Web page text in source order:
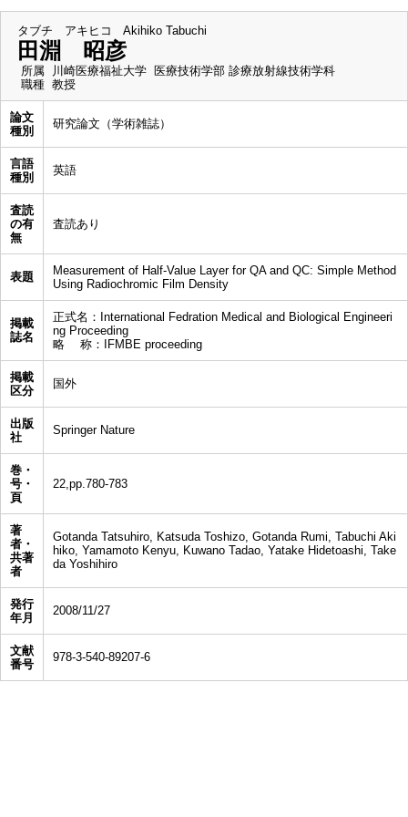
タブチ アキヒコ Akihiko Tabuchi
田淵 昭彦
所属
川崎医療福祉大学 医療技術学部 診療放射線技術学科
職種 教授
論文
種別
研究論文（学術雑誌）
言語
種別
英語
査読
の有
無
査読あり
表題
Measurement of Half-Value Layer for QA and QC: Simple Method
Using Radiochromic Film Density
掲載
誌名
正式名：International Fedration Medical and Biological Engineeri
ng Proceeding
略 称：IFMBE proceeding
掲載
区分
国外
出版
社
Springer Nature
巻・
号・
頁
22,pp.780-783
著
者・
共著
者
Gotanda Tatsuhiro, Katsuda Toshizo, Gotanda Rumi, Tabuchi Aki
hiko, Yamamoto Kenyu, Kuwano Tadao, Yatake Hidetoashi, Take
da Yoshihiro
発行
年月
2008/11/27
文献
番号
978-3-540-89207-6